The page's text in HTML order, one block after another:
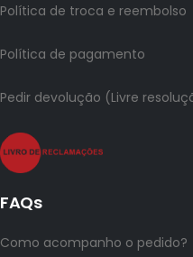
Política de troca e reembolso
Política de pagamento
Pedir devolução (Livre
FAQs
Como acompanho o pedido?